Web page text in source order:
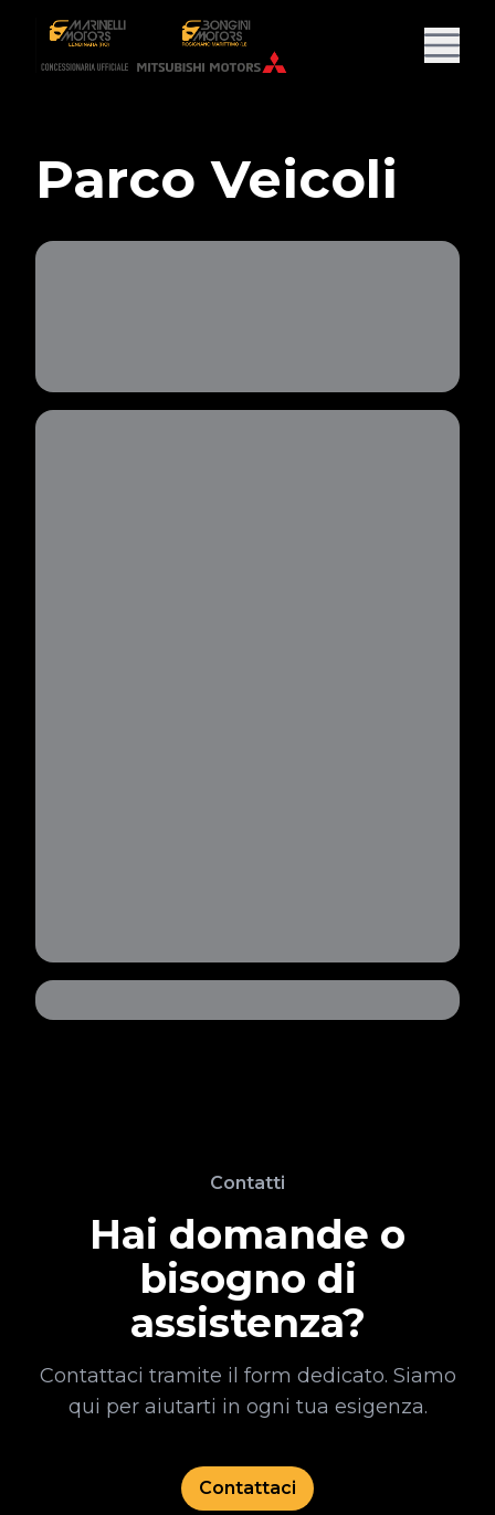
Parco Veicoli
Contatti
Hai domande o
bisogno di
assistenza?
Contattaci tramite il form dedicato. Siamo
qui per aiutarti in ogni tua esigenza.
Contattaci